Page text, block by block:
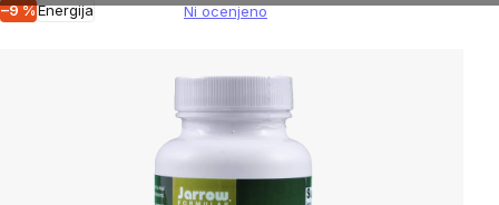
–9 %Energija Ni ocenjeno